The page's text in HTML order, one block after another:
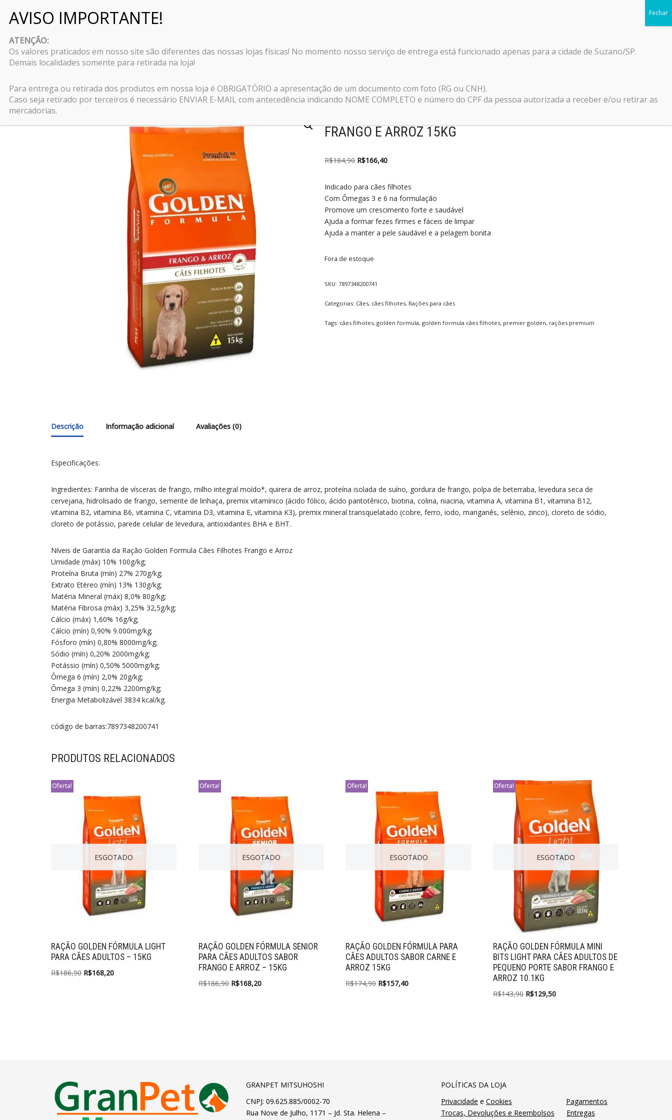
Pular
para
o
conteúdo
Início \ Cães \ Rações para cães \ Ração Golden Formula Cães Filhotes Frango e Arroz 15kg
Oferta!
FRANGO E ARROZ 15KG
R$184,90 R$166,40
Indicado para cães filhotes
Com Ômegas 3 e 6 na formulação
Promove um crescimento forte e saudável
AJuda a formar fezes firmes e fáceis de limpar
Ajuda a manter a pele saudável e a pelagem bonita
Fora de estoque
SKU:7897348200741
Categorias: Cães, cães filhotes, Rações para cães
Tags: cães filhotes,golden formula,golden formula cães filhotes, premier golden, rações premium
Descrição Informação adicional Avaliações (0)
Especificações:
Ingredientes: Farinha de vísceras de frango, milho integral moído*, quirera de arroz, proteína isolada de suíno, gordura de frango, polpa de beterraba, levedura seca de
cervejaria, hidrolisado de frango, semente de linhaça, premix vitamínico (ácido fólico, ácido pantotênico, biotina, colina, niacina, vitamina A, vitamina B1, vitamina B12,
vitamina B2, vitamina B6, vitamina C, vitamina D3, vitamina E, vitamina K3), premix mineral transquelatado (cobre, ferro, iodo, manganês, selênio, zinco), cloreto de sódio,
cloreto de potássio, parede celular de levedura, antioxidantes BHA e BHT.
Níveis de Garantia da Ração Golden Formula Cães Filhotes Frango e Arroz
Umidade (máx) 10% 100g/kg;
Proteína Bruta (mín) 27% 270g/kg;
Extrato Etéreo (mín) 13% 130g/kg;
Matéria Mineral (máx) 8,0% 80g/kg;
Matéria Fibrosa (máx) 3,25% 32,5g/kg;
Cálcio (máx) 1,60% 16g/kg;
Cálcio (mín) 0,90% 9.000mg/kg;
Fósforo (mín) 0,80% 8000mg/kg;
Sódio (mín) 0,20% 2000mg/kg;
Potássio (mín) 0,50% 5000mg/kg;
Ômega 6 (mín) 2,0% 20g/kg;
Ômega 3 (mín) 0,22% 2200mg/kg;
Energia Metabolizável 3834 kcal/kg.
código de barras:7897348200741
PRODUTOS RELACIONADOS
ESGOTADO
Oferta!
RAÇÃO GOLDEN FÓRMULA LIGHT
PARA CÃES ADULTOS – 15KG
R$186,90 R$168,20
ESGOTADO
Oferta!
RAÇÃO GOLDEN FÓRMULA SENIOR
PARA CÃES ADULTOS SABOR
FRANGO E ARROZ – 15KG
R$186,90 R$168,20
ESGOTADO
Oferta!
RAÇÃO GOLDEN FÓRMULA PARA
CÃES ADULTOS SABOR CARNE E
ARROZ 15KG
R$174,90 R$157,40
ESGOTADO
Oferta!
RAÇÃO GOLDEN FÓRMULA MINI
BITS LIGHT PARA CÃES ADULTOS DE
PEQUENO PORTE SABOR FRANGO E
ARROZ 10.1KG
R$143,90 R$129,50
GRANPET MITSUHOSHI
CNPJ: 09.625.885/0002-70
Rua Nove de Julho, 1171 – Jd. Sta. Helena –
POLÍTICAS DA LOJA
Privacidade e Cookies
Pagamentos
Trocas, Devoluções e Reembolsos
Entregas
ATENÇÃO:
Os valores praticados em nosso site são diferentes das nossas lojas físicas! No momento nosso serviço de entrega está funcionado apenas para a cidade de Suzano/SP.
Demais localidades somente para retirada na loja!
Para entrega ou retirada dos produtos em nossa loja é OBRIGATÓRIO a apresentação de um documento com foto (RG ou CNH).
Caso seja retirado por terceiros é necessário ENVIAR E-MAIL com antecedência indicando NOME COMPLETO e número do CPF da pessoa autorizada a receber e/ou retirar as
mercadorias.